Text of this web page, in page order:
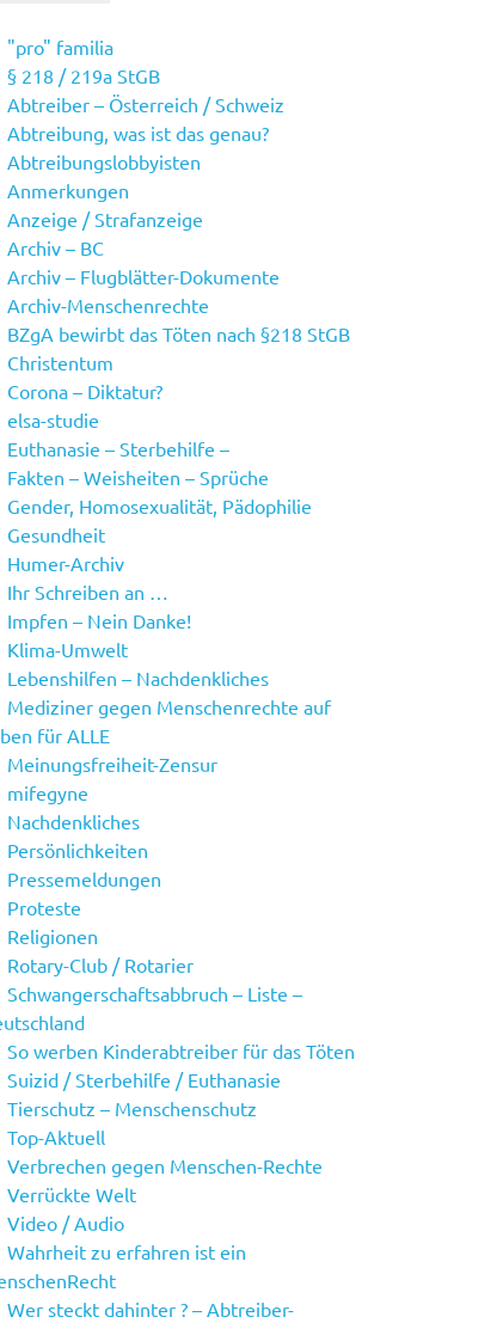
"pro" familia
§ 218 / 219a StGB
Abtreiber – Österreich / Schweiz
Abtreibung, was ist das genau?
Abtreibungslobbyisten
Anmerkungen
Anzeige / Strafanzeige
Archiv – BC
Archiv – Flugblätter-Dokumente
Archiv-Menschenrechte
BZgA bewirbt das Töten nach §218 StGB
Christentum
Corona – Diktatur?
elsa-studie
Euthanasie – Sterbehilfe –
Fakten – Weisheiten – Sprüche
Gender, Homosexualität, Pädophilie
Gesundheit
Humer-Archiv
Ihr Schreiben an …
Impfen – Nein Danke!
Klima-Umwelt
Lebenshilfen – Nachdenkliches
Mediziner gegen Menschenrechte auf
für ALLE
Meinungsfreiheit-Zensur
mifegyne
Nachdenkliches
Persönlichkeiten
Pressemeldungen
Proteste
Religionen
Rotary-Club / Rotarier
Schwangerschaftsabbruch – Liste –
So werben Kinderabtreiber für das Töten
Suizid / Sterbehilfe / Euthanasie
Tierschutz – Menschenschutz
Top-Aktuell
Verbrechen gegen Menschen-Rechte
Verrückte Welt
Video / Audio
Wahrheit zu erfahren ist ein
Wer steckt dahinter ? – Abtreiber-